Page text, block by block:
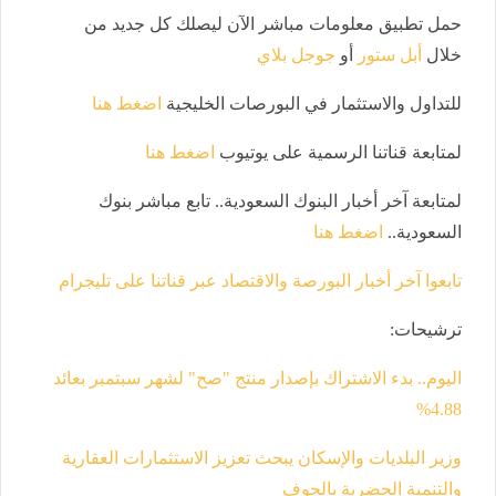
حمل تطبيق معلومات مباشر الآن ليصلك كل جديد من
خلال أبل ستور أو جوجل بلاي
للتداول والاستثمار في البورصات الخليجية اضغط هنا
لمتابعة قناتنا الرسمية على يوتيوب اضغط هنا
لمتابعة آخر أخبار البنوك السعودية.. تابع مباشر بنوك
السعودية.. اضغط هنا
تابعوا آخر أخبار البورصة والاقتصاد عبر قناتنا على تليجرام
ترشيحات:
اليوم.. بدء الاشتراك بإصدار منتج "صح" لشهر سبتمبر بعائد
4.88
%
وزير البلديات والإسكان يبحث تعزيز الاستثمارات العقارية
والتنمية الحضرية بالجوف